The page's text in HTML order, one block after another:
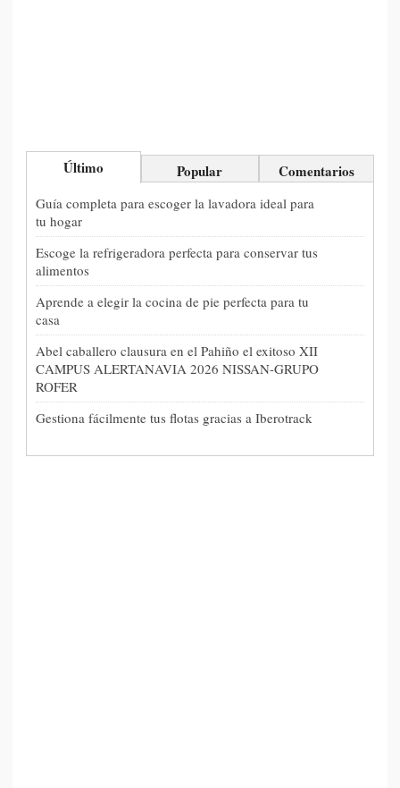
Último Popular Comentarios
Guía completa para escoger la lavadora ideal para
tu hogar
Escoge la refrigeradora perfecta para conservar tus
alimentos
Aprende a elegir la cocina de pie perfecta para tu
casa
Abel caballero clausura en el Pahiño el exitoso XII
CAMPUS ALERTANAVIA 2026 NISSAN-GRUPO
ROFER
Gestiona fácilmente tus flotas gracias a Iberotrack